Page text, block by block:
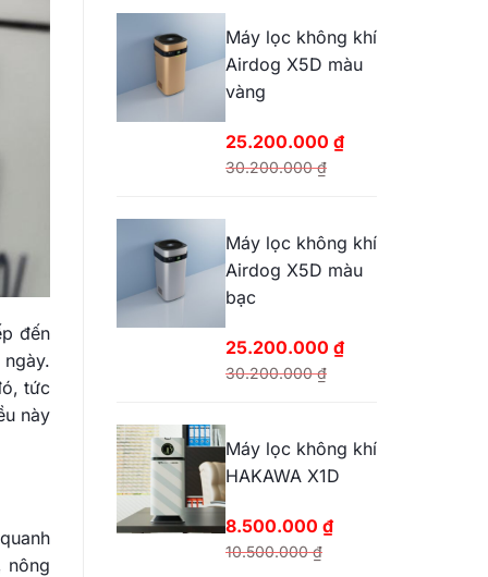
đến
tức
này
nông
Máy lọc không khí
Airdog X5D màu
vàng
30.200.000₫
gốc
là:
30.200.000 ₫.
25.200.000 ₫
hiện
tại
là:
25.200.000 ₫.
Máy lọc không khí
Airdog X5D màu
bạc
30.200.000₫
gốc
là:
30.200.000 ₫.
25.200.000 ₫
hiện
tại
là:
25.200.000 ₫.
Máy lọc không khí
HAKAWA X1D
10.500.000₫
8.500.000 ₫